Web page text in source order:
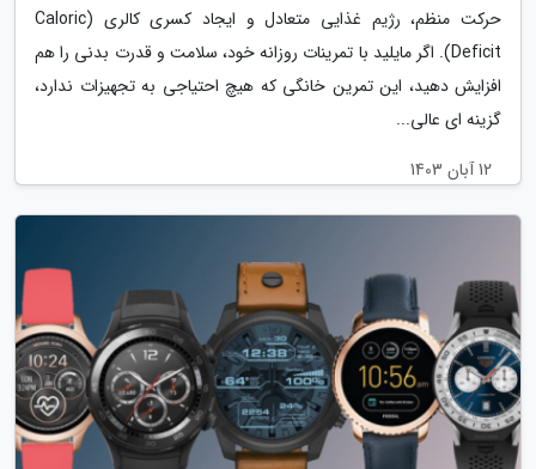
حرکت منظم، رژیم غذایی متعادل و ایجاد کسری کالری (Caloric
Deficit). اگر مایلید با تمرینات روزانه خود، سلامت و قدرت بدنی را هم
افزایش دهید، این تمرین خانگی که هیچ احتیاجی به تجهیزات ندارد،
گزینه ای عالی...
12 آبان 1403